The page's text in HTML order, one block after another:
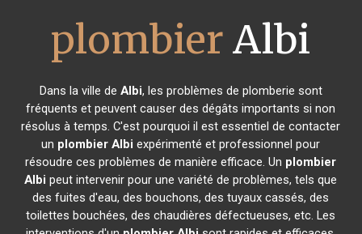
plombier Albi
Dans la ville de Albi, les problèmes de plomberie sont
fréquents et peuvent causer des dégâts importants si non
résolus à temps. C'est pourquoi il est essentiel de contacter
un plombier Albi expérimenté et professionnel pour
résoudre ces problèmes de manière efficace. Un plombier
Albi peut intervenir pour une variété de problèmes, tels que
des fuites d'eau, des bouchons, des tuyaux cassés, des
toilettes bouchées, des chaudières défectueuses, etc. Les